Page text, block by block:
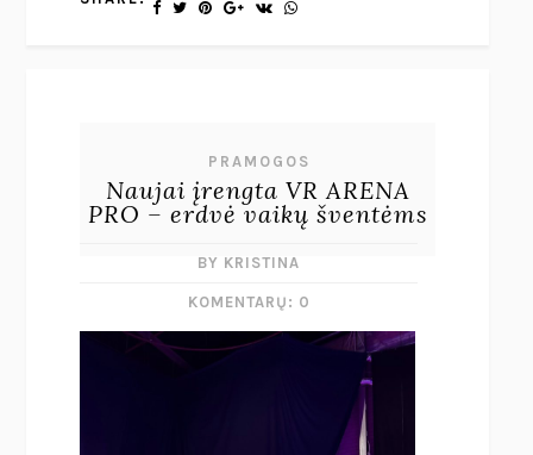
PRAMOGOS
Naujai įrengta VR ARENA
PRO – erdvė vaikų šventėms
BY KRISTINA
KOMENTARŲ: 0